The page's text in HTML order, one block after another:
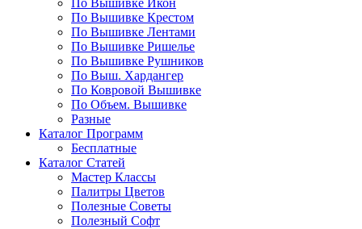
По Вышивке Икон
По Вышивке Крестом
По Вышивке Лентами
По Вышивке Ришелье
По Вышивке Рушников
По Выш. Хардангер
По Ковровой Вышивке
По Объем. Вышивке
Разные
Каталог Программ
Бесплатные
Каталог Статей
Мастер Классы
Палитры Цветов
Полезные Советы
Полезный Софт